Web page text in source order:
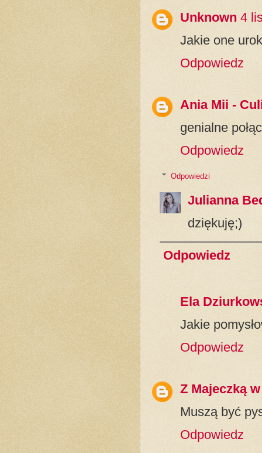
Unknown 4
Jakie one
Odpowiedz
Ania Mii -
genialne
Odpowiedz
Odpowiedzi
Julianna
dziękuję;)
Odpowiedz
Ela
Jakie
Odpowiedz
Z Majeczką
Muszą być
Odpowiedz